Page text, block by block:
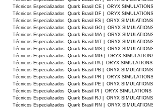
Técnicos Especializados Quark Brasil CE | ORYX
Técnicos Especializados Quark Brasil DF | ORYX
Técnicos Especializados Quark Brasil ES | ORYX
Técnicos Especializados Quark Brasil GO | ORYX
Técnicos Especializados Quark Brasil MA | ORYX
Técnicos Especializados Quark Brasil MT | ORYX
Técnicos Especializados Quark Brasil MS | ORYX
Técnicos Especializados Quark Brasil MG | ORYX
Técnicos Especializados Quark Brasil PA | ORYX
Técnicos Especializados Quark Brasil PB | ORYX
Técnicos Especializados Quark Brasil PR | ORYX
Técnicos Especializados Quark Brasil PE | ORYX
Técnicos Especializados Quark Brasil PI | ORYX
Técnicos Especializados Quark Brasil RJ | ORYX
Técnicos Especializados Quark Brasil RN | ORYX